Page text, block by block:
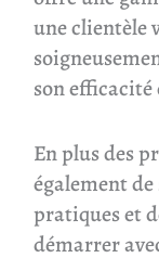
une clientèle
son
En plus des
également
pratiques et
démarrer